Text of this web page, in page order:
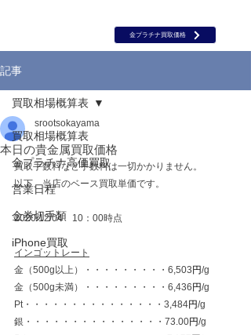
金プラチナ買取価格
記事
買取相場概算表
金プラチナ高価買取
営業日程
金券切手類
iPhone買取
買取相場概算表
本日の貴金属買取価格
srootsokayama
買取手数料など手数料は一切かかりません。
以下、当店のベース買取単価です。
2020/12/04　10：00時点
インゴットレート
金（500g以上）・・・・・・・・・6,503 円/g
金（500g未満）・・・・・・・・・6,436 円/g
Pt・・・・・・・・・・・・・・・3,484円/g
銀・・・・・・・・・・・・・・・73.00円/g